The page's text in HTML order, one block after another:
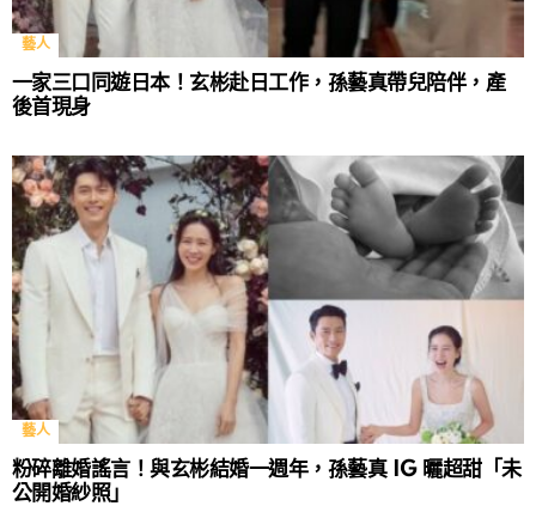
藝人
一家三口同遊日本！玄彬赴日工作，孫藝真帶兒陪伴，產
後首現身
藝人
粉碎離婚謠言！與玄彬結婚一週年，孫藝真 IG 曬超甜「未
公開婚紗照」